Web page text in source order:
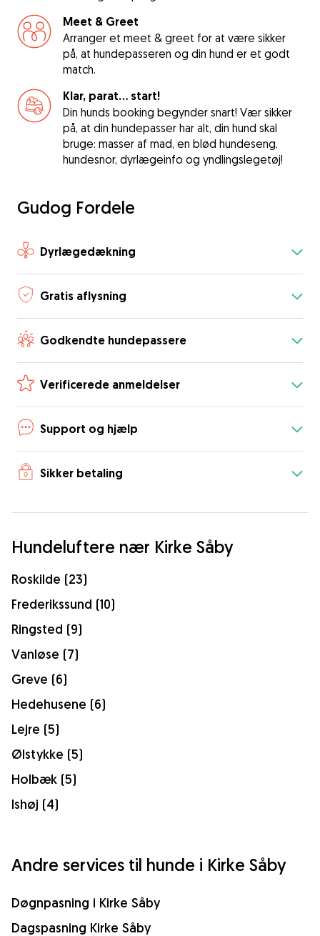
Meet & Greet
Arranger et meet & greet for at være sikker
på, at hundepasseren og din hund er et godt
match.
Klar, parat... start!
Din hunds booking begynder snart! Vær sikker
på, at din hundepasser har alt, din hund skal
bruge: masser af mad, en blød hundeseng,
hundesnor, dyrlægeinfo og yndlingslegetøj!
Gudog Fordele
Dyrlægedækning
Gratis aflysning
Godkendte hundepassere
Verificerede anmeldelser
Support og hjælp
Sikker betaling
Hundeluftere nær Kirke Såby
Roskilde (23)
Frederikssund (10)
Ringsted (9)
Vanløse (7)
Greve (6)
Hedehusene (6)
Lejre (5)
Ølstykke (5)
Holbæk (5)
Ishøj (4)
Andre services til hunde i Kirke Såby
Døgnpasning i Kirke Såby
Dagspasning Kirke Såby